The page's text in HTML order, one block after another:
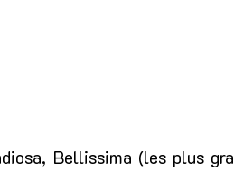
Bellissima (les plus